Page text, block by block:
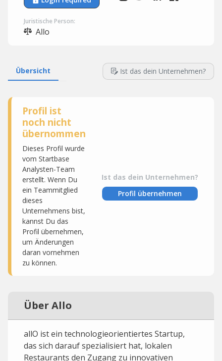
Juristische Person:
Allo
Übersicht Ist das dein Unternehmen?
Profil ist
noch nicht
übernommen
Dieses Profil wurde
vom Startbase
Analysten-Team
erstellt. Wenn Du
ein Teammitglied
dieses
Unternehmens bist,
kannst Du das
Profil übernehmen,
um Änderungen
daran vornehmen
zu können.
Ist das dein Unternehmen?
Profil übernehmen
Über Allo
allO ist ein technologieorientiertes Startup,
das sich darauf spezialisiert hat, lokalen
Restaurants den Zugang zu innovativen